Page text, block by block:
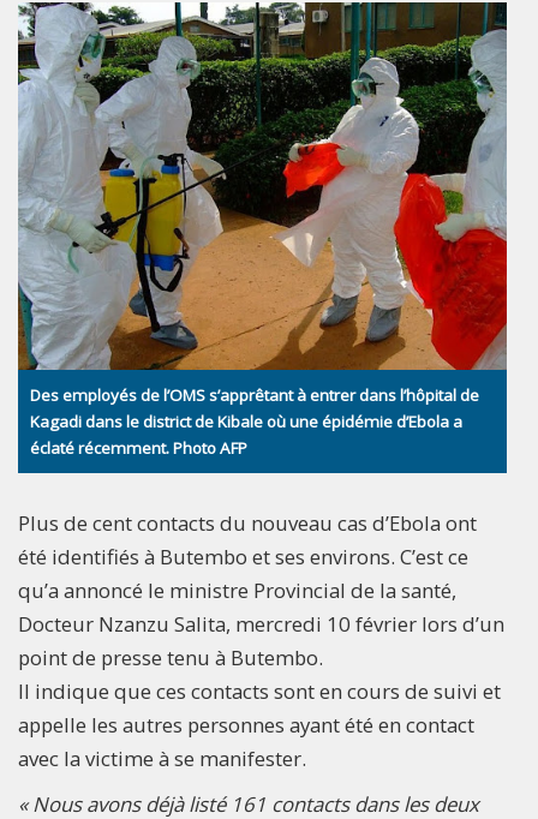
Des employés de l’OMS s’apprêtant à entrer dans l’hôpital de
Kagadi dans le district de Kibale où une épidémie d’Ebola a
éclaté récemment. Photo AFP
Plus de cent contacts du nouveau cas d’Ebola ont
été identifiés à Butembo et ses environs. C’est ce
qu’a annoncé le ministre Provincial de la santé,
Docteur Nzanzu Salita, mercredi 10 février lors d’un
point de presse tenu à Butembo.
Il indique que ces contacts sont en cours de suivi et
appelle les autres personnes ayant été en contact
avec la victime à se manifester.
« Nous avons déjà listé 161 contacts dans les deux